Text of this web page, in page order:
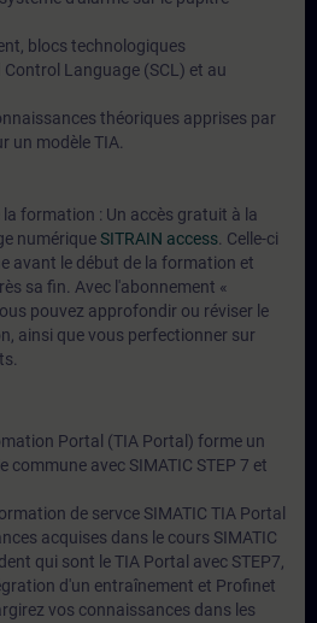
blocs technologiques
Language (SCL) et au
théoriques apprises par
un modèle TIA.
formation : Un accès gratuit à la
numériqueSITRAIN access . Celle-ci
avant le début de la formation et
sa fin. Avec l'abonnement «
pouvez approfondir ou réviser le
ainsi que vous perfectionner sur
Portal (TIA Portal) forme un
commune avec SIMATIC STEP 7 et
de servce SIMATIC TIA Portal
acquises dans le cours SIMATIC
qui sont le TIA Portal avec STEP7,
d'un entraînement et Profinet
vos connaissances dans les